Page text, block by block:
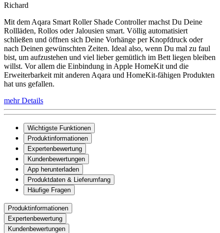
Richard
Mit dem Aqara Smart Roller Shade Controller machst Du Deine
Rollläden, Rollos oder Jalousien smart. Völlig automatisiert
schließen und öffnen sich Deine Vorhänge per Knopfdruck oder
nach Deinen gewünschten Zeiten. Ideal also, wenn Du mal zu faul
bist, um aufzustehen und viel lieber gemütlich im Bett liegen bleiben
willst. Vor allem die Einbindung in Apple HomeKit und die
Erweiterbarkeit mit anderen Aqara und HomeKit-fähigen Produkten
hat uns gefallen.
mehr Details
Wichtigste Funktionen
Produktinformationen
Expertenbewertung
Kundenbewertungen
App herunterladen
Produktdaten & Lieferumfang
Häufige Fragen
Produktinformationen
Expertenbewertung
Kundenbewertungen